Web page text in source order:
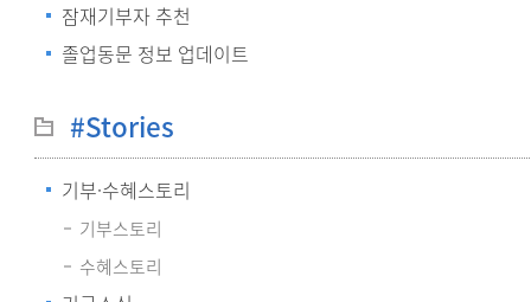
잠재기부자 추천
졸업동문 정보 업데이트
#Stories
기부·수혜스토리
기부스토리
수혜스토리